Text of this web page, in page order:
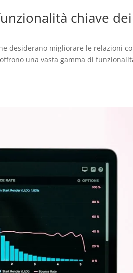
chiave dei
desiderano migliorare le relazioni
una vasta gamma di